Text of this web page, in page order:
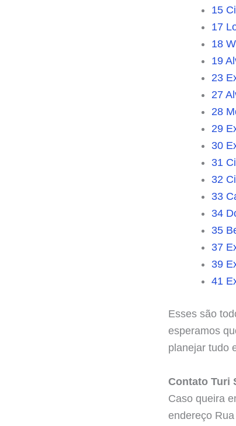
15
17
18
19
23
27
28
29
30
31
32
33
34
35
37
39
41
Esses são
esperamos
planejar tudo
Contato Turi
Caso queira
endereço